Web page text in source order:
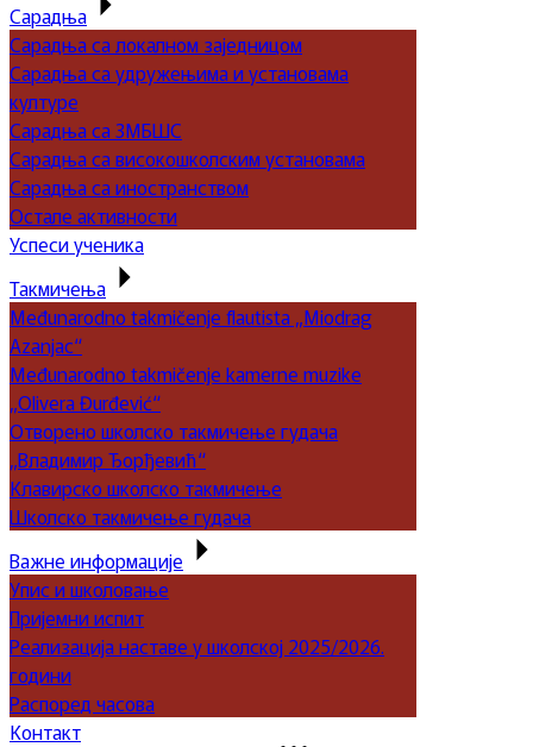
Сарадња
Сарадња са локалном заједницом
Сарадња са удружењима и установама
културе
Сарадња са ЗМБШС
Сарадња са високошколским установама
Сарадња са иностранством
Остале активности
Успеси ученика
Такмичења
Međunarodno takmičenje flautista „Miodrag
Azanjac“
Međunarodno takmičenje kamerne muzike
„Olivera Đurđević“
Отворено школско такмичење гудача
„Владимир Ђорђевић“
Клавирско школско такмичење
Школско такмичење гудача
Важне информације
Упис и школовање
Пријемни испит
Реализација наставе у школској 2025/2026.
години
Распоред часова
Контакт